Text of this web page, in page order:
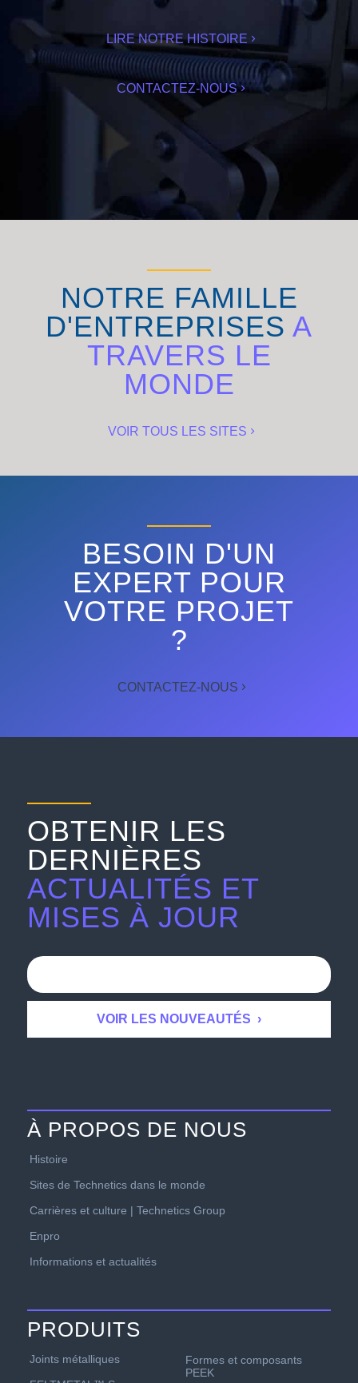
LIRE NOTRE HISTOIRE
CONTACTEZ-NOUS
NOTRE FAMILLE
D'ENTREPRISES A
TRAVERS LE
MONDE
VOIR TOUS LES SITES
BESOIN D'UN
EXPERT POUR
VOTRE PROJET
?
CONTACTEZ-NOUS
OBTENIR LES
DERNIÈRES
ACTUALITÉS ET
MISES À JOUR
À PROPOS DE NOUS
Histoire
Sites de Technetics dans le monde
Carrières et culture | Technetics Group
Enpro
Informations et actualités
PRODUITS
Joints métalliques
Formes et composants
PEEK